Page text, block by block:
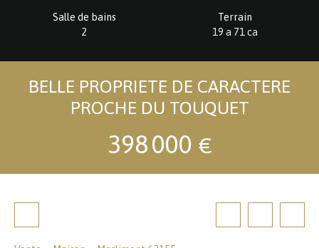
Salle de bains
2
Terrain
19 a 71 ca
BELLE PROPRIETE DE CARACTERE
PROCHE DU TOUQUET
398 000 €